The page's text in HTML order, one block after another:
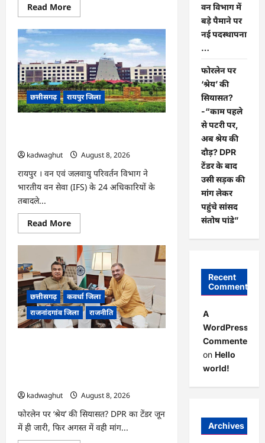
Read MoreRead
more
CG
:
NEET-
UG
2026
काउंसिलिंग:
प्रथम
चरण
के
लिए
आवेदन
जरूरी
…
छत्तीसगढ़ रायपुर जिला
kadwaghut
August 8, 2026
रायपुर । वन एवं जलवायु परिवर्तन विभाग ने
भारतीय वन सेवा (IFS) के 24 अधिकारियों के
तबादले...
Read MoreRead
more
CG
24
IFS
अधिकारियों
का
तबादला,
वन
विभाग
में
बड़े
छत्तीसगढ़
कवर्धा जिला
राजनांदगांव जिला
राजनीति
kadwaghut
August 8, 2026
फोरलेन पर ‘श्रेय’ की सियासत? DPR का टेंडर जून
में ही जारी, फिर अगस्त में वही मांग...
वन विभाग में
बड़े पैमाने पर
नई पदस्थापना
…
फोरलेन पर
‘श्रेय’ की
सियासत?
-“काम पहले
से पटरी पर,
अब श्रेय की
दौड़? DPR
टेंडर के बाद
उसी सड़क की
मांग लेकर
पहुंचे सांसद
संतोष पांडे”
Recent
Comments
A
WordPress
Commenter
on Hello
world!
Archives